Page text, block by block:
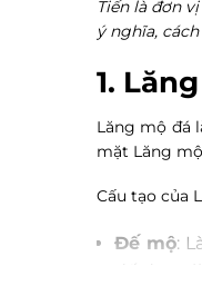
Tiến là đơn
ý nghĩa,
1.
Lăng mộ đá
mặt Lăng
Cấu tạo của
Đế mộ: